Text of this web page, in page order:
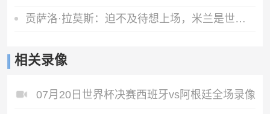
贡萨洛·拉莫斯：迫不及待想上场，米兰是世上最伟大的俱乐部之一
相关录像
07月20日世界杯决赛西班牙vs阿根廷全场录像